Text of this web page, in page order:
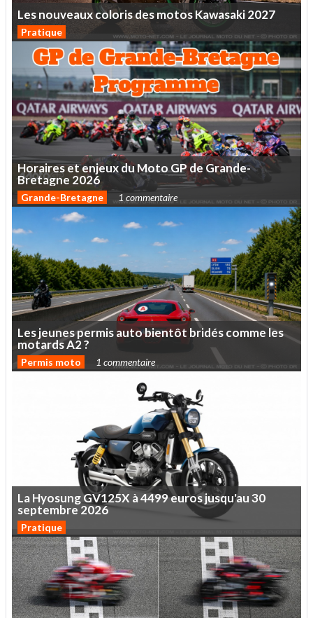
LesnouveauxcolorisdesmotosKawasaki2027
Pratique
HorairesetenjeuxduMotoGPdeGrande-
Bretagne 2026
Grande-Bretagne 1 commentaire
Lesjeunespermisautobientôt bridéscommeles
motardsA2?
Permis moto 1 commentaire
LaHyosungGV125X à4499eurosjusqu'au30
septembre 2026
Pratique